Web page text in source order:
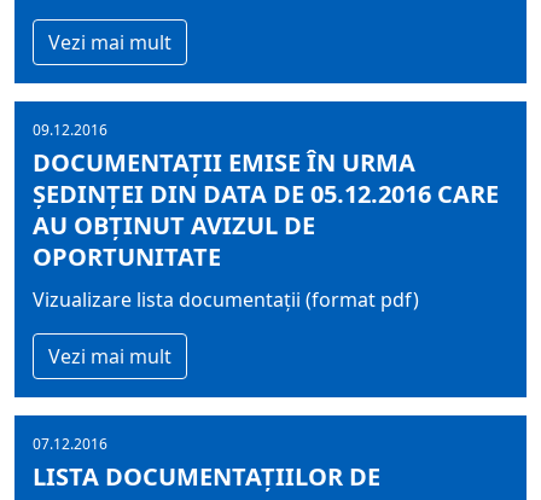
Vezi mai mult
09.12.2016
DOCUMENTAȚII EMISE ÎN URMA
ȘEDINȚEI DIN DATA DE 05.12.2016 CARE
AU OBȚINUT AVIZUL DE
OPORTUNITATE
Vizualizare lista documentații (format pdf)
Vezi mai mult
07.12.2016
LISTA DOCUMENTAȚIILOR DE